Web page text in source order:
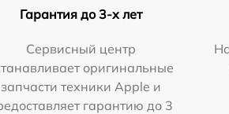
Гарантия до 3-х лет
Сервисный центр
оригинальные
запчасти техники Apple и
гарантию до 3